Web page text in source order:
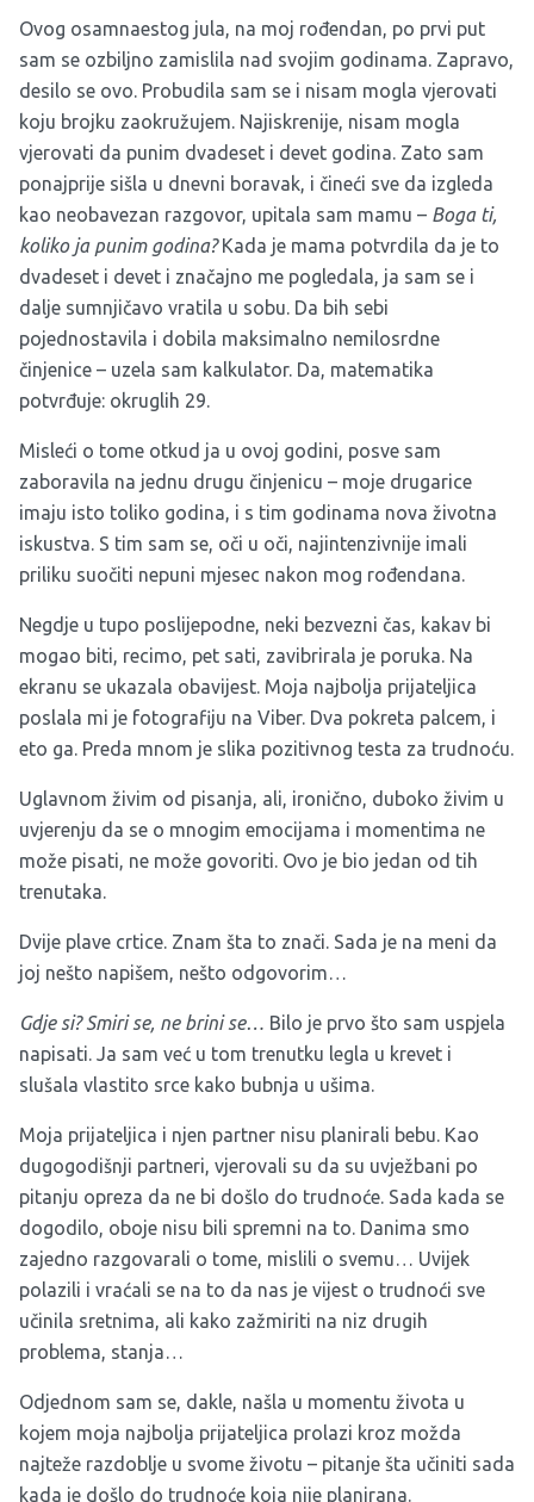
Ovog osamnaestog jula, na moj rođendan, po prvi put
sam se ozbiljno zamislila nad svojim godinama. Zapravo,
desilo se ovo. Probudila sam se i nisam mogla vjerovati
koju brojku zaokružujem. Najiskrenije, nisam mogla
vjerovati da punim dvadeset i devet godina. Zato sam
ponajprije sišla u dnevni boravak, i čineći sve da izgleda
kao neobavezan razgovor, upitala sam mamu – Boga ti,
koliko ja punim godina?Kada je mama potvrdila da je to
dvadeset i devet i značajno me pogledala, ja sam se i
dalje sumnjičavo vratila u sobu. Da bih sebi
pojednostavila i dobila maksimalno nemilosrdne
činjenice – uzela sam kalkulator. Da, matematika
potvrđuje: okruglih 29.
Misleći o tome otkud ja u ovoj godini, posve sam
zaboravila na jednu drugu činjenicu – moje drugarice
imaju isto toliko godina, i s tim godinama nova životna
iskustva. S tim sam se, oči u oči, najintenzivnije imali
priliku suočiti nepuni mjesec nakon mog rođendana.
Negdje u tupo poslijepodne, neki bezvezni čas, kakav bi
mogao biti, recimo, pet sati, zavibrirala je poruka. Na
ekranu se ukazala obavijest. Moja najbolja prijateljica
poslala mi je fotografiju na Viber. Dva pokreta palcem, i
eto ga. Preda mnom je slika pozitivnog testa za trudnoću.
Uglavnom živim od pisanja, ali, ironično, duboko živim u
uvjerenju da se o mnogim emocijama i momentima ne
može pisati, ne može govoriti. Ovo je bio jedan od tih
trenutaka.
Dvije plave crtice. Znam šta to znači. Sada je na meni da
joj nešto napišem, nešto odgovorim…
Gdje si? Smiri se, ne brini se… Bilo je prvo što sam uspjela
napisati. Ja sam već u tom trenutku legla u krevet i
slušala vlastito srce kako bubnja u ušima.
Moja prijateljica i njen partner nisu planirali bebu. Kao
dugogodišnji partneri, vjerovali su da su uvježbani po
pitanju opreza da ne bi došlo do trudnoće. Sada kada se
dogodilo, oboje nisu bili spremni na to. Danima smo
zajedno razgovarali o tome, mislili o svemu… Uvijek
polazili i vraćali se na to da nas je vijest o trudnoći sve
učinila sretnima, ali kako zažmiriti na niz drugih
problema, stanja…
Odjednom sam se, dakle, našla u momentu života u
kojem moja najbolja prijateljica prolazi kroz možda
najteže razdoblje u svome životu – pitanje šta učiniti sada
kada je došlo do trudnoće koja nije planirana.